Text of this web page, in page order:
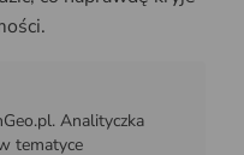
Analityczka
tematyce